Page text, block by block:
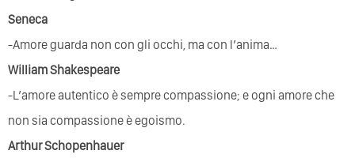
Seneca
-Amore guarda non con gli occhi, ma con l’anima…
William Shakespeare
-L’amore autentico è sempre compassione; e ogni amore che
non sia compassione è egoismo.
Arthur Schopenhauer